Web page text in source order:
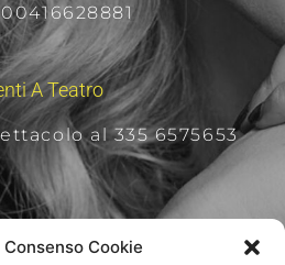
Cookie
A Teatro
al 335 6575653
Aggiornati